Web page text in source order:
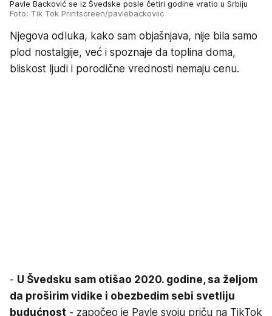
Pavle Backović se iz Švedske posle četiri godine vratio u Srbiju
Foto: Tik Tok Printscreen/pavlebackoviic
Njegova odluka, kako sam objašnjava, nije bila samo
plod nostalgije, već i spoznaje da toplina doma,
bliskost ljudi i porodične vrednosti nemaju cenu.
- U Švedsku sam otišao 2020. godine, sa željom
da proširim vidike i obezbedim sebi svetliju
budućnost - započeo je Pavle svoju priču na TikTok